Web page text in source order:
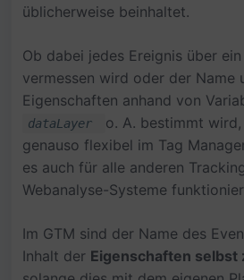
üblicherweise beinhaltet.
Ob dabei jedes Ereignis über
vermessen wird oder der Name
Eigenschaften anhand von
dataLayer
o. A. bestimmt
genauso flexibel im Tag
es auch für alle anderen
Webanalyse-Systeme
Im GTM sind der Name des
Inhalt der Eigenschaften selbst